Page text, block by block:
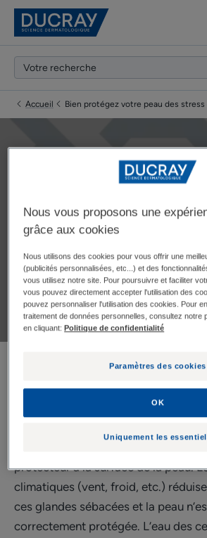
Accueil Bien protégez votre peau des
Bien protégez
des stress
Mise à jour le15/01/2024, approuvé parnos
DUCRAY.
peau.
protecteur à la surface de la peau.
climatiques (vent, froid, etc.)
ces glandes sébacées et la peau
correctement protégée. L’eau des
Nous vous proposons une
grâce aux cookies
Nous utilisons des cookies pour vous offrir une
(publicités personnalisées, etc...) et des
vous utilisez notre site. Pour poursuivre et faciliter
vous pouvez directement accepter l'utilisation des
pouvez personnaliser l'utilisation des cookies. Pour
traitement de données personnelles, consultez notre
en cliquant:Politique de confidentialité
Paramètres des cookies
Uniquement les
OK